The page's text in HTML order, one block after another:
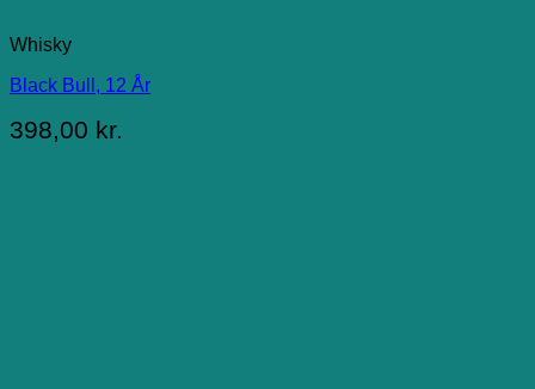
Whisky
Black Bull, 12 År
398,00 kr.